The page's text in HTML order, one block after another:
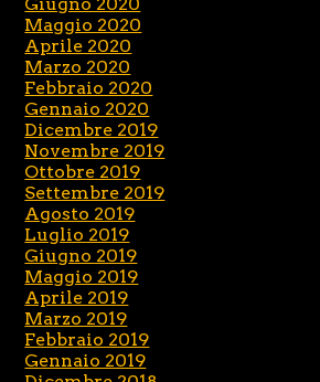
Maggio 2020
Aprile 2020
Marzo 2020
Febbraio 2020
Gennaio 2020
Dicembre 2019
Novembre 2019
Ottobre 2019
Settembre 2019
Agosto 2019
Luglio 2019
Giugno 2019
Maggio 2019
Aprile 2019
Marzo 2019
Febbraio 2019
Gennaio 2019